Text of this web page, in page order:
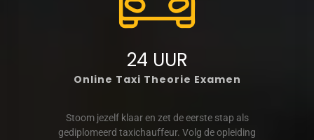
24 UUR
Online Taxi Theorie Examen
Stoom jezelf klaar en zet de eerste stap als
gediplomeerd taxichauffeur. Volg de opleiding